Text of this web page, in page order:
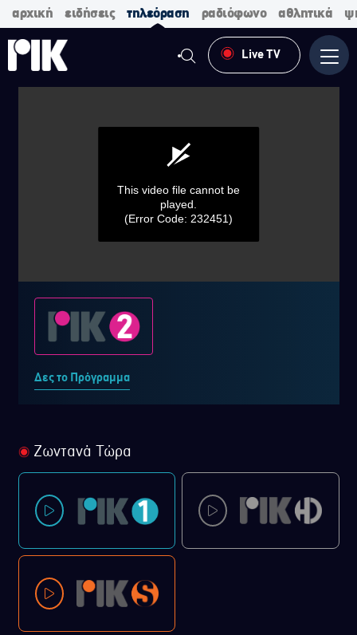
αρχική ειδήσεις τηλεόραση ραδιόφωνο αθλητικά
Live TV
seconds
seconds
This video file cannot be
played.
(Error Code: 232451)
Δες το Πρόγραμμα
Ζωντανά Τώρα